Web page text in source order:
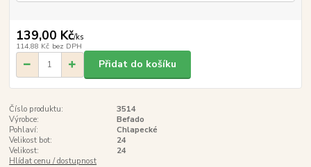
139,00 Kč/ks
114,88 Kč bez DPH
Přidat do košíku
Číslo produktu:
3514
Výrobce:
Befado
Pohlaví:
Chlapecké
Velikost bot:
24
Velikost:
24
Hlídat cenu / dostupnost